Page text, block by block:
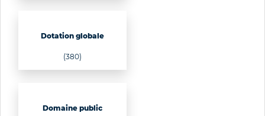
Dotation globale
(380)
Domaine public